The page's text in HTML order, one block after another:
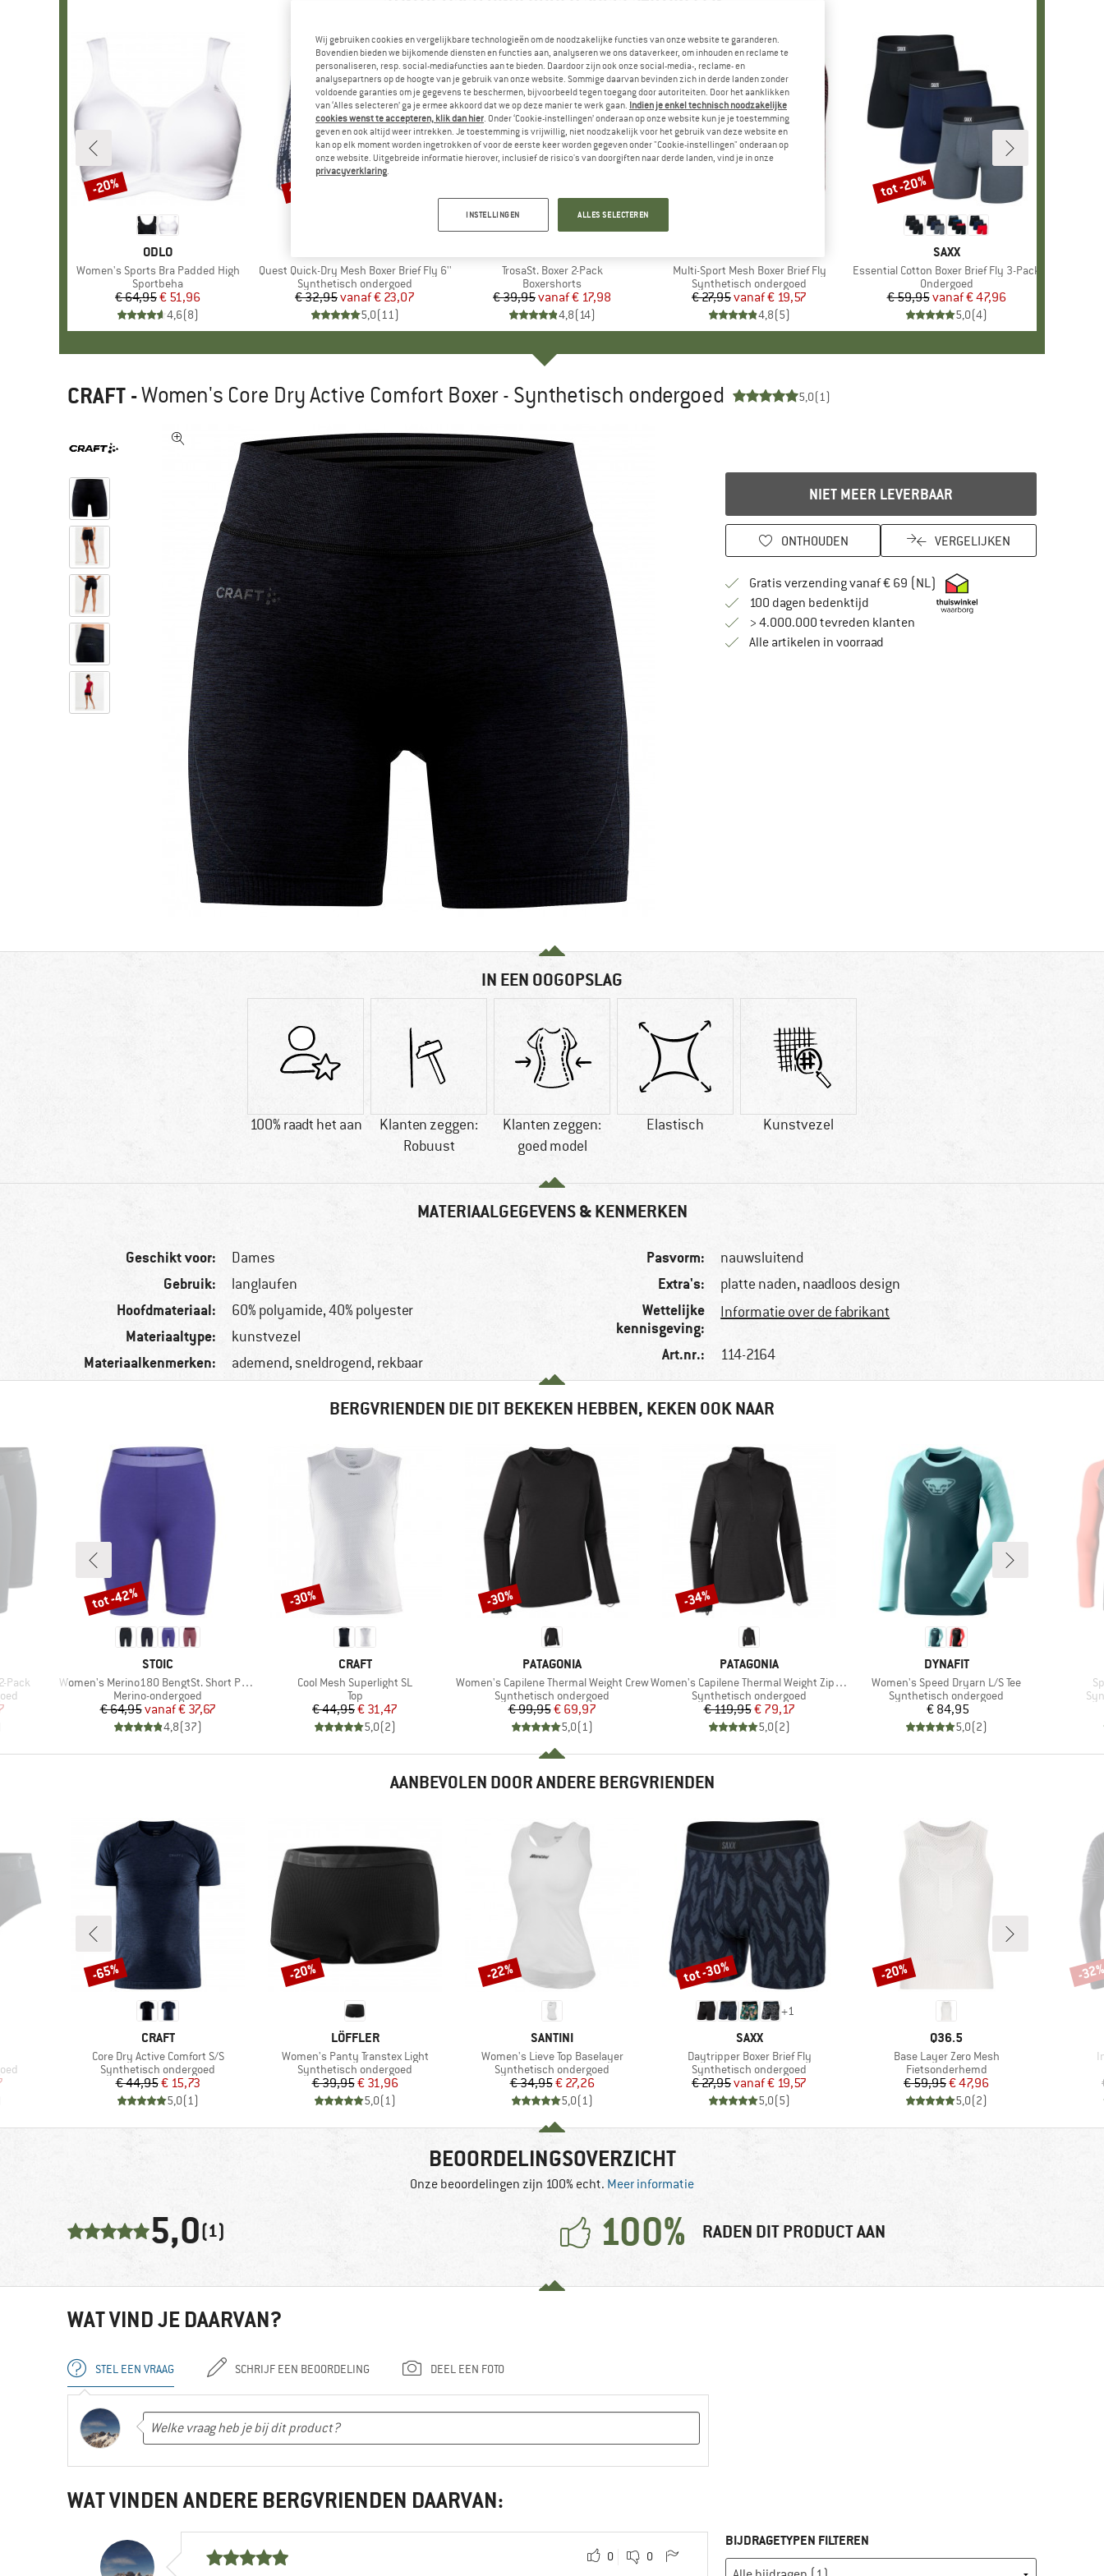
MERK
ODLO
Artikel
Women's Sports Bra Padded High
Productgroep
Sportbeha
Prijs
€ 64,95Verlaagde prijs
€ 51,96
4,6(8)
Korting
-20%
Artikel
Quest Quick-Dry Mesh Boxer Brief Fly 6''
Productgroep
Synthetisch ondergoed
Prijs
€ 32,95 Verlaagde prijs
vanaf€ 23,07
5,0(11)
Korting
tot -30%
Artikel
TrosaSt. Boxer 2-Pack
Productgroep
Boxershorts
Prijs
€ 39,95 Verlaagde prijs
vanaf€ 17,98
4,8(14)
Artikel
Multi-Sport Mesh Boxer Brief Fly
Productgroep
Synthetisch ondergoed
Prijs
€ 27,95 Verlaagde prijs
vanaf€ 19,57
4,8(5)
MERK
SAXX
Artikel
Essential Cotton Boxer Brief Fly 3-Pack
Productgroep
Ondergoed
Prijs
€ 59,95 Verlaagde prijs
vanaf€ 47,96
5,0(4)
Korting
tot -20%
CRAFT -Women's Core Dry Active Comfort Boxer - Synthetisch ondergoed 5,0(1)
NIET MEER LEVERBAAR
ONTHOUDEN VERGELIJKEN
Gratis verzending vanaf € 69 (NL) Vind hier de
100 dagen bedenktijdVind de betalingsinformatie hier! Opent in
> 4.000.000 tevreden klanten
Alle artikelen in voorraad
IN EEN OOGOPSLAG
100% raadt het aan
Klanten zeggen:
Robuust
Klanten zeggen:
goed model
Elastisch Kunstvezel
MATERIAALGEGEVENS & KENMERKEN
Geschikt voor: Dames
Gebruik: langlaufen
Hoofdmateriaal: 60% polyamide, 40% polyester
Materiaaltype: kunstvezel
Materiaalkenmerken: ademend, sneldrogend, rekbaar
Pasvorm: nauwsluitend
Extra's: platte naden, naadloos design
Wettelijke
kennisgeving:
Informatie over de fabrikant
Art.nr.: 114-2164
BERGVRIENDEN DIE DIT BEKEKEN HEBBEN, KEKEN OOK NAAR
Pack
prijs
MERK
STOIC
Artikel
Women's Merino180 BengtSt. Short Pants
Productgroep
Merino-ondergoed
Prijs
€ 64,95 Verlaagde prijs
vanaf€ 37,67
4,8(37)
Korting
tot -42%
MERK
CRAFT
Artikel
Cool Mesh Superlight SL
Productgroep
Top
Prijs
€ 44,95Verlaagde prijs
€ 31,47
5,0(2)
Korting
-30%
MERK
PATAGONIA
Artikel
Women's Capilene Thermal Weight Crew
Productgroep
Synthetisch ondergoed
Prijs
€ 99,95Verlaagde prijs
€ 69,97
5,0(1)
Korting
-30%
MERK
PATAGONIA
Artikel
Women's Capilene Thermal Weight Zip Neck
Productgroep
Synthetisch ondergoed
Prijs
€ 119,95Verlaagde prijs
€ 79,17
5,0(2)
Korting
-34%
MERK
DYNAFIT
Artikel
Women's Speed Dryarn L/S Tee
Productgroep
Synthetisch ondergoed
Prijs
€ 84,95
5,0(2)
AANBEVOLEN DOOR ANDERE BERGVRIENDEN
prijs
MERK
CRAFT
Artikel
Core Dry Active Comfort S/S
Productgroep
Synthetisch ondergoed
Prijs
€ 44,95Verlaagde prijs
€ 15,73
5,0(1)
Korting
-65%
MERK
LÖFFLER
Artikel
Women's Panty Transtex Light
Productgroep
Synthetisch ondergoed
Prijs
€ 39,95Verlaagde prijs
€ 31,96
5,0(1)
Korting
-20%
MERK
SANTINI
Artikel
Women's Lieve Top Baselayer
Productgroep
Synthetisch ondergoed
Prijs
€ 34,95Verlaagde prijs
€ 27,26
5,0(1)
Korting
-22%
+1
MERK
SAXX
Artikel
Daytripper Boxer Brief Fly
Productgroep
Synthetisch ondergoed
Prijs
€ 27,95 Verlaagde prijs
vanaf€ 19,57
5,0(5)
Korting
tot -30%
MERK
Q36.5
Artikel
Base Layer Zero Mesh
Productgroep
Fietsonderhemd
Prijs
€ 59,95Verlaagde prijs
€ 47,96
5,0(2)
Korting
-20% -
BEOORDELINGSOVERZICHT
Onze beoordelingen zijn 100% echt. Meer informatie
5,0(1) 100% RADEN DIT PRODUCT AAN
WAT VIND JE DAARVAN?
STEL EEN VRAAG SCHRIJF EEN BEOORDELING DEEL EEN FOTO
WAT VINDEN ANDERE BERGVRIENDEN DAARVAN:
0 0
BIJDRAGETYPEN FILTEREN
Wij gebruiken cookies en vergelijkbare technologieën om de noodzakelijke functies van onze website te garanderen.
Bovendien bieden we bijkomende diensten en functies aan, analyseren we ons dataverkeer, om inhouden en reclame te
personaliseren, resp. social-mediafuncties aan te bieden. Daardoor zijn ook onze social-media-, reclame- en
analysepartners op de hoogte van je gebruik van onze website. Sommige daarvan bevinden zich in derde landen zonder
voldoende garanties om je gegevens te beschermen, bijvoorbeeld tegen toegang door autoriteiten. Door het aanklikken
van ‘Alles selecteren’ ga je ermee akkoord dat we op deze manier te werk gaan. Indien je enkel technisch noodzakelijke
cookies wenst te accepteren, klik dan hier. Onder ‘Cookie-instellingen’ onderaan op onze website kun je je toestemming
geven en ook altijd weer intrekken. Je toestemming is vrijwillig, niet noodzakelijk voor het gebruik van deze website en
kan op elk moment worden ingetrokken of voor de eerste keer worden gegeven onder "Cookie-instellingen" onderaan op
onze website. Uitgebreide informatie hierover, inclusief de risico's van doorgiften naar derde landen, vind je in onze
privacyverklaring.
INSTELLINGEN ALLES SELECTEREN